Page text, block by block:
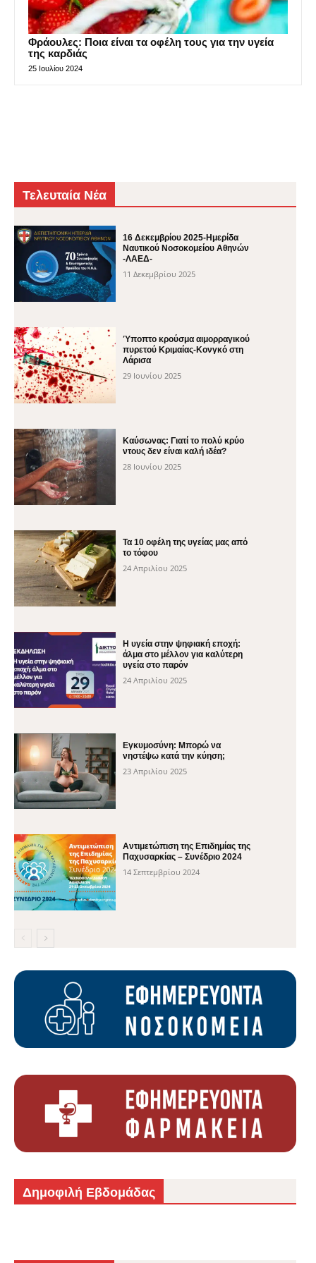
Φράουλες: Ποια είναι τα οφέλη τους για την υγεία
της καρδιάς
25 Ιουλίου 2024
Τελευταία Νέα
16 Δεκεμβρίου 2025-Ημερίδα
Ναυτικού Νοσοκομείου Αθηνών
-ΛΑΕΔ-
11 Δεκεμβρίου 2025
Ύποπτο κρούσμα αιμορραγικού
πυρετού Κριμαίας-Κονγκό στη
Λάρισα
29 Ιουνίου 2025
Καύσωνας: Γιατί το πολύ κρύο
ντους δεν είναι καλή ιδέα?
28 Ιουνίου 2025
Τα 10 οφέλη της υγείας μας από
το τόφου
24 Απριλίου 2025
H υγεία στην ψηφιακή εποχή:
άλμα στο μέλλον για καλύτερη
υγεία στο παρόν
24 Απριλίου 2025
Εγκυμοσύνη: Μπορώ να
νηστέψω κατά την κύηση;
23 Απριλίου 2025
Αντιμετώπιση της Επιδημίας της
Παχυσαρκίας – Συνέδριο 2024
14 Σεπτεμβρίου 2024
Δημοφιλή Εβδομάδας